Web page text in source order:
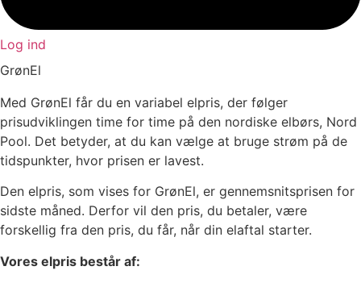
Log ind
GrønEl
Med GrønEl får du en variabel elpris, der følger
prisudviklingen time for time på den nordiske elbørs, Nord
Pool. Det betyder, at du kan vælge at bruge strøm på de
tidspunkter, hvor prisen er lavest.
Den elpris, som vises for GrønEl, er gennemsnitsprisen for
sidste måned. Derfor vil den pris, du betaler, være
forskellig fra den pris, du får, når din elaftal starter.
Vores elpris består af: